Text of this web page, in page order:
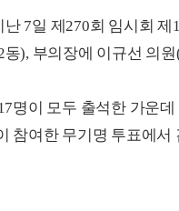
7일 제270회 임시회
동), 부의장에 이규선 의
명이 모두 출석한 가운
참여한 무기명 투표에